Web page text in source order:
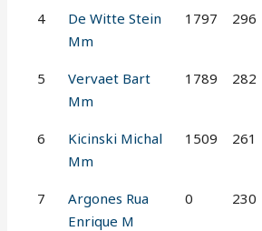
4
De Witte Stein
Mm
1797 296
5
Vervaet Bart
Mm
1789 282
6
Kicinski Michal
Mm
1509 261
7
Argones Rua
Enrique M
0 230